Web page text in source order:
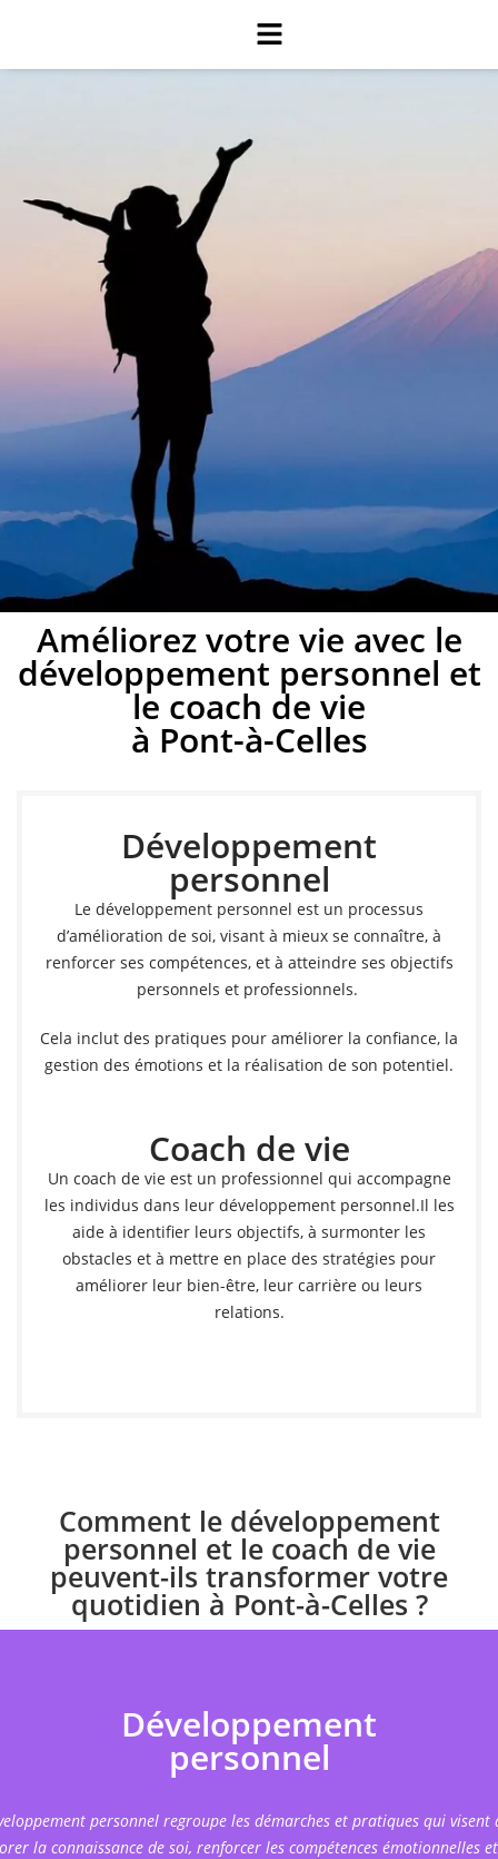
Développement
personnel à Pont-à-
Celles
Prendre rendez-vous
Améliorez votre vie avec le
développement personnel et
le coach de vie
à Pont-à-Celles
Développement
personnel
Le développement personnel est un processus
d’amélioration de soi, visant à mieux se connaître, à
renforcer ses compétences, et à atteindre ses objectifs
personnels et professionnels.
Cela inclut des pratiques pour améliorer la confiance, la
gestion des émotions et la réalisation de son potentiel.
Coach de vie
Un coach de vie est un professionnel qui accompagne
les individus dans leur développement personnel.Il les
aide à identifier leurs objectifs, à surmonter les
obstacles et à mettre en place des stratégies pour
améliorer leur bien-être, leur carrière ou leurs
relations.
Comment le développement
personnel et le coach de vie
peuvent-ils transformer votre
quotidien à Pont-à-Celles ?
Développement
personnel
personnel regroupe les démarches et pratiques qui visent
la connaissance de soi, renforcer les compétences émotionnelles et